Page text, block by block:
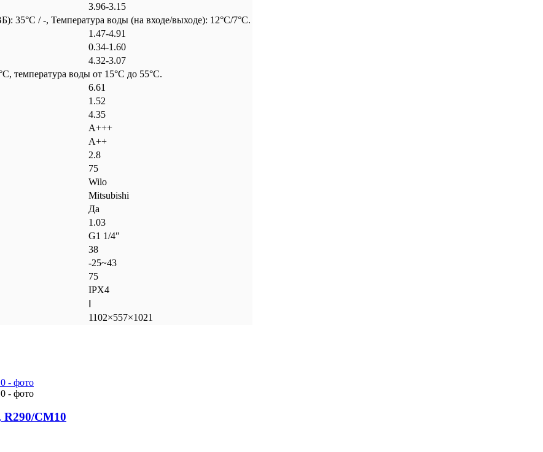
3.96-3.15
/ -, Температура воды (на входе/выходе): 12°C/7°C.
1.47-4.91
0.34-1.60
4.32-3.07
температура воды от 15°C до 55°C.
6.61
1.52
4.35
A+++
A++
2.8
75
Wilo
Mitsubishi
Да
1.03
G1 1/4″
38
-25~43
75
IPX4
1102×557×1021
R290/CM10